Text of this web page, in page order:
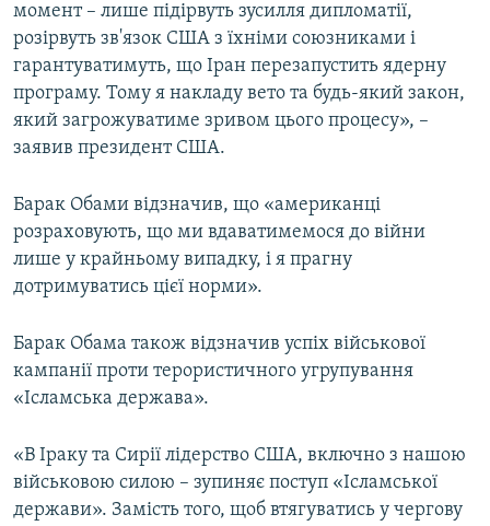
момент – лише підірвуть зусилля дипломатії,
розірвуть зв'язок США з їхніми союзниками і
гарантуватимуть, що Іран перезапустить ядерну
програму. Тому я накладу вето та будь-який закон,
який загрожуватиме зривом цього процесу», –
заявив президент США.
Барак Обами відзначив, що «американці
розраховують, що ми вдаватимемося до війни
лише у крайньому випадку, і я прагну
дотримуватись цієї норми».
Барак Обама також відзначив успіх військової
кампанії проти терористичного угрупування
«Ісламська держава».
«В Іраку та Сирії лідерство США, включно з нашою
військовою силою – зупиняє поступ «Ісламської
держави». Замість того, щоб втягуватись у чергову